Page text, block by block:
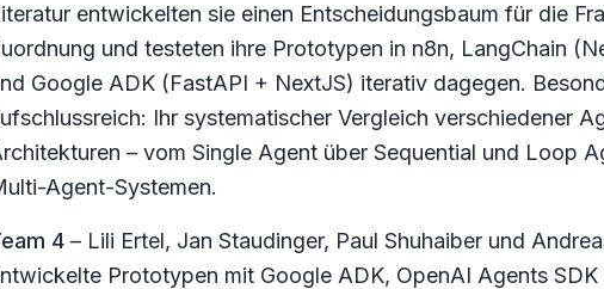
entwickelten sie einen Entscheidungsbaum für die
und testeten ihre Prototypen in n8n, LangChain
Google ADK (FastAPI + NextJS) iterativ dagegen.
Ihr systematischer Vergleich verschiedener
– vom Single Agent über Sequential und Loop
Agent-Systemen.
4 – Lili Ertel, Jan Staudinger, Paul Shuhaiber und
Prototypen mit Google ADK, OpenAI Agents SDK